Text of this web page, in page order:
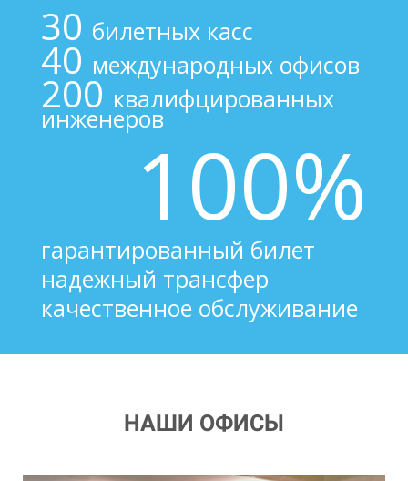
30 билетных касс
40 международных офисов
200 квалифцированных
инженеров
100%
гарантированный билет
надежный трансфер
качественное обслуживание
НАШИ ОФИСЫ